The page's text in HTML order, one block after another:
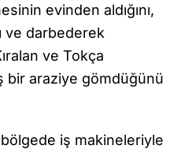
evinden aldığını,
ve darbederek
ve Tokça
bir araziye gömdüğünü
iş makineleriyle